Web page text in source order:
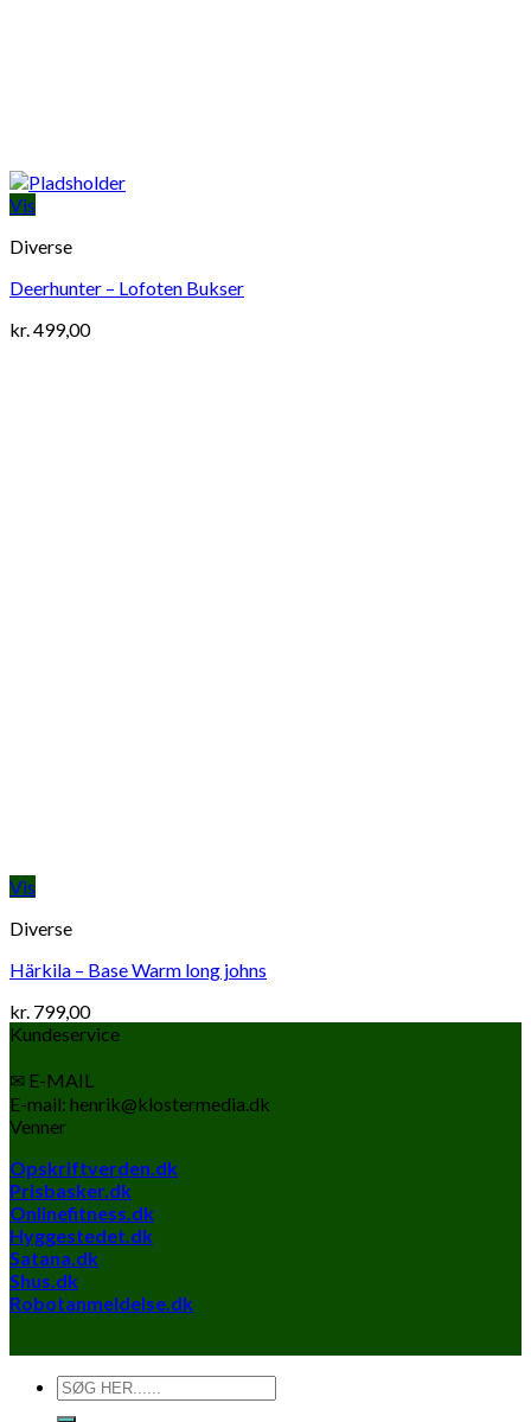
Vis
Diverse
Deerhunter – Lofoten Bukser
kr.499,00
Vis
Diverse
Härkila – Base Warm long johns
kr. 799,00
Kundeservice
✉ E-MAIL
E-mail: henrik@klostermedia.dk
Venner
Opskriftverden.dk
Prisbasker.dk
Onlinefitness.dk
Hyggestedet.dk
Satana.dk
Shus.dk
Robotanmeldelse.dk
Søg
efter: